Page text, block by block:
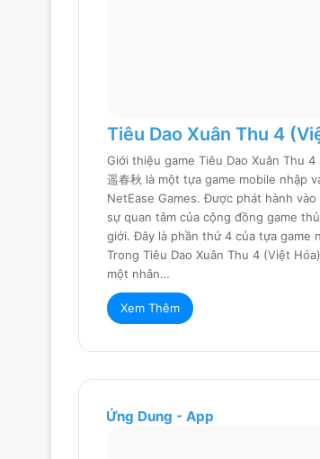
Tiêu Dao Xuân Thu 4
Giới thiệu game Tiêu Dao Xuân Thu
遥春秋 là một tựa game mobile nhập
NetEase Games. Được phát hành
sự quan tâm của cộng đồng game
giới. Đây là phần thứ 4 của tựa game
Trong Tiêu Dao Xuân Thu 4 (Việt
một nhân…
Xem Thêm
Ứng Dung - App